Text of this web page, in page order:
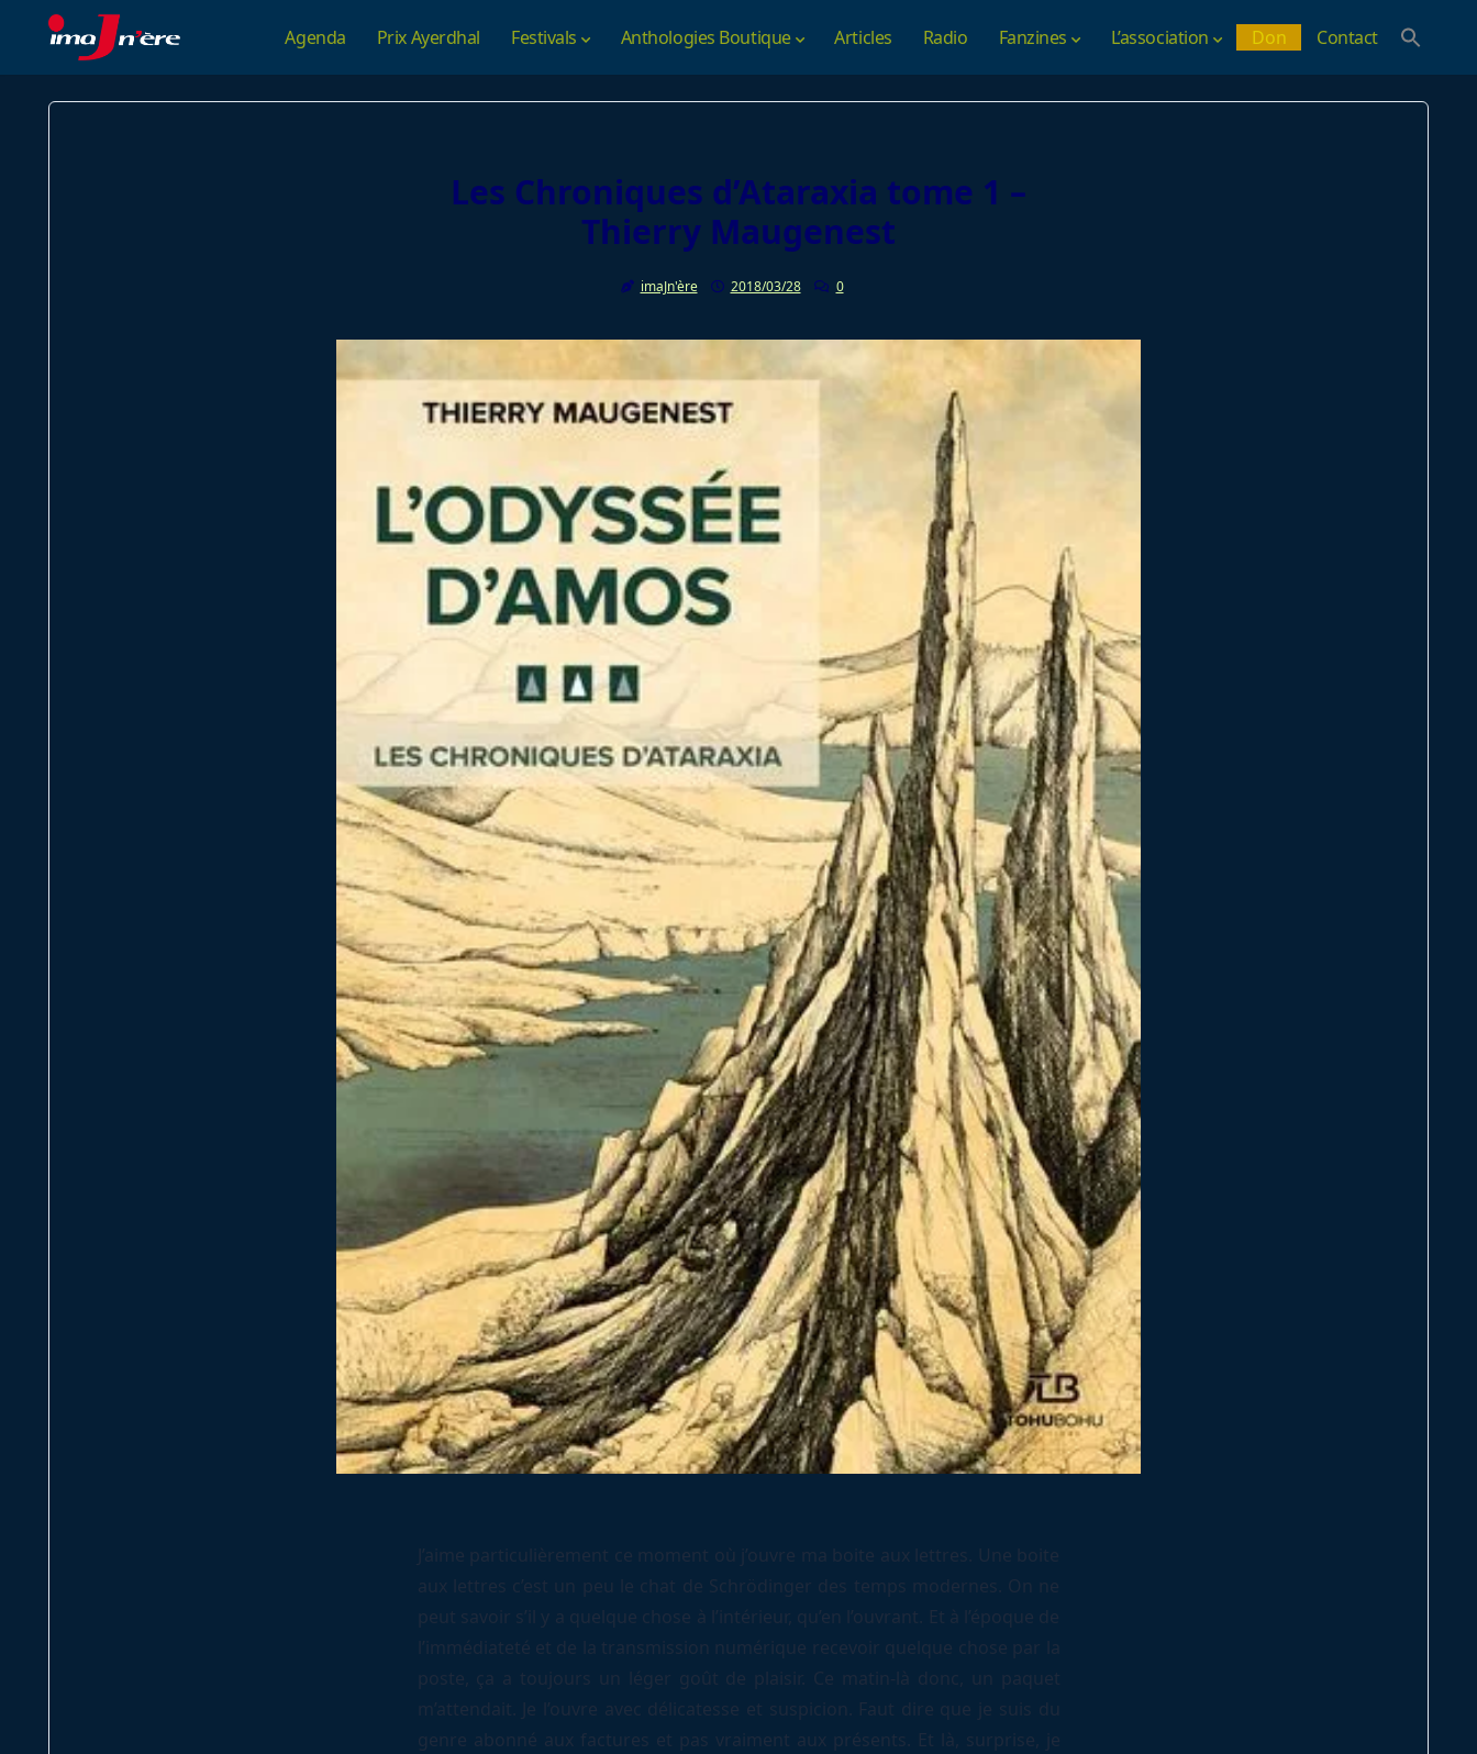
Agenda Prix Ayerdhal Festivals Anthologies Boutique Articles Radio Fanzines L’association Don Contact
Les Chroniques d’Ataraxia tome 1 –
Thierry Maugenest
imaJn'ère 2018/03/28 0
J’aime particulièrement ce moment où j’ouvre ma boite aux lettres. Une boite
aux lettres c’est un peu le chat de Schrödinger des temps modernes. On ne
peut savoir s’il y a quelque chose à l’intérieur, qu’en l’ouvrant. Et à l’époque de
l’immédiateté et de la transmission numérique recevoir quelque chose par la
poste, ça a toujours un léger goût de plaisir. Ce matin-là donc, un paquet
m’attendait. Je l’ouvre avec délicatesse et suspicion. Faut dire que je suis du
genre abonné aux factures et pas vraiment aux présents. Et là, surprise, je